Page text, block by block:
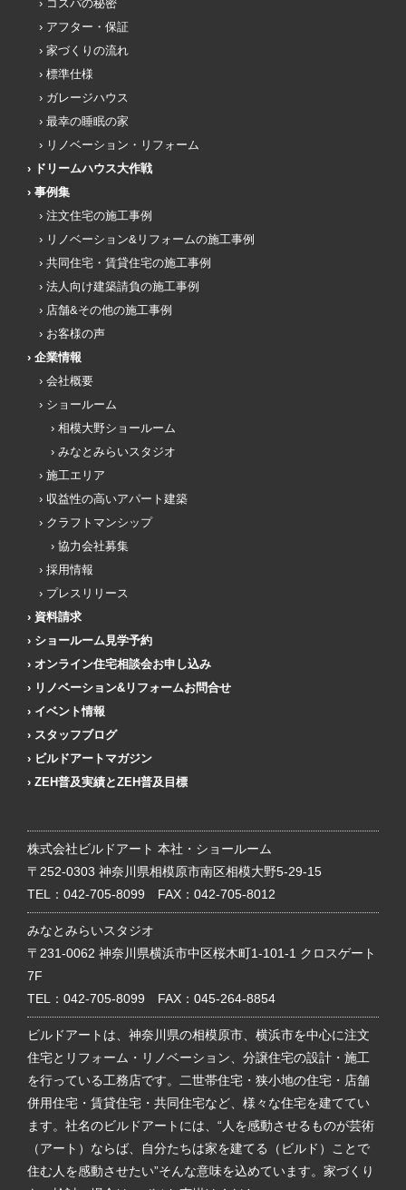
コスパの秘密
アフター・保証
家づくりの流れ
標準仕様
ガレージハウス
最幸の睡眠の家
リノベーション・リフォーム
ドリームハウス大作戦
事例集
注文住宅の施工事例
リノベーション&リフォームの施工事例
共同住宅・賃貸住宅の施工事例
法人向け建築請負の施工事例
店舗&その他の施工事例
お客様の声
企業情報
会社概要
ショールーム
相模大野ショールーム
みなとみらいスタジオ
施工エリア
収益性の高いアパート建築
クラフトマンシップ
協力会社募集
採用情報
プレスリリース
資料請求
ショールーム見学予約
オンライン住宅相談会お申し込み
リノベーション&リフォームお問合せ
イベント情報
スタッフブログ
ビルドアートマガジン
ZEH普及実績とZEH普及目標
株式会社ビルドアート 本社・ショールーム
〒252-0303 神奈川県相模原市南区相模大野5-29-15
TEL： 042-705-8099 FAX：042-705-8012
みなとみらいスタジオ
〒231-0062 神奈川県横浜市中区桜木町1-101-1 クロスゲート
7F
TEL： 042-705-8099 FAX：045-264-8854
ビルドアートは、神奈川県の相模原市、横浜市を中心に注文
住宅とリフォーム・リノベーション、分譲住宅の設計・施工
を行っている工務店です。二世帯住宅・狭小地の住宅・店舗
併用住宅・賃貸住宅・共同住宅など、様々な住宅を建ててい
ます。社名のビルドアートには、“人を感動させるものが芸術
（アート）ならば、自分たちは家を建てる（ビルド）ことで
住む人を感動させたい”そんな意味を込めています。家づくり